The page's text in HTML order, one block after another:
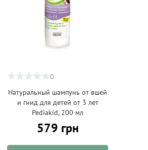
0
Натуральный шампунь от вшей
и гнид для детей от 3 лет
Pediakid, 200 мл
579 грн